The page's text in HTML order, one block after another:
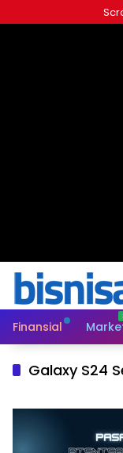
ke
Finansial
Galaxy S24